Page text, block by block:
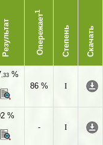
Результат Опережает
1
Степень Скачать
,33%
86 %
I
%
-
I